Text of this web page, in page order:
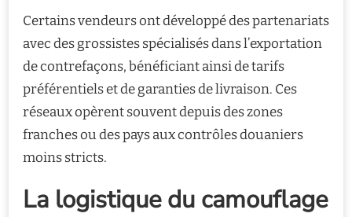
Certains vendeurs ont développé des partenariats
avec des grossistes spécialisés dans l’exportation
de contrefaçons, bénéficiant ainsi de tarifs
préférentiels et de garanties de livraison. Ces
réseaux opèrent souvent depuis des zones
franches ou des pays aux contrôles douaniers
moins stricts.
La logistique du camouflage